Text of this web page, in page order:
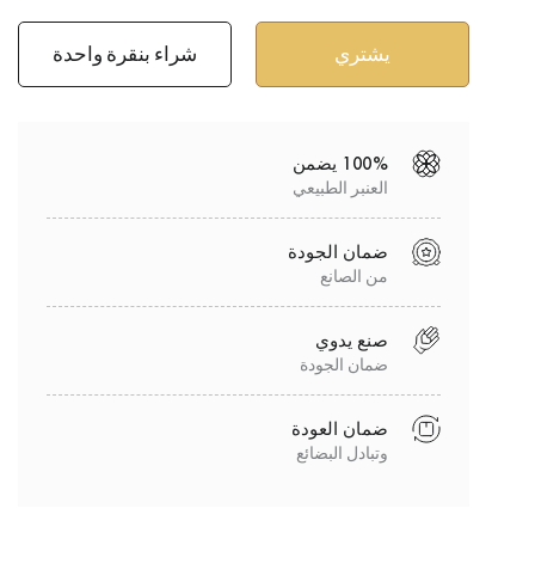
شراء بنقرة واحدة
100% يضمن
العنبر الطبيعي
ضمان الجودة
من الصانع
صنع يدوي
ضمان الجودة
ضمان العودة
وتبادل البضائع